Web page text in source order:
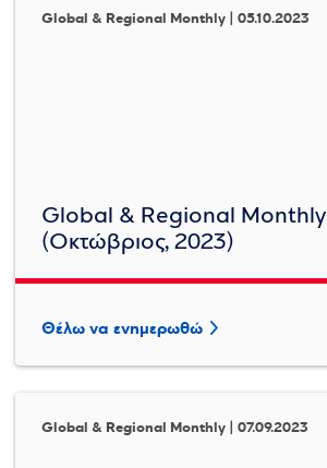
Global & Regional Monthly | 05.10.2023
Global & Regional Monthly
(Οκτώβριος, 2023)
Θέλω να ενημερωθώ
Global & Regional Monthly | 07.09.2023